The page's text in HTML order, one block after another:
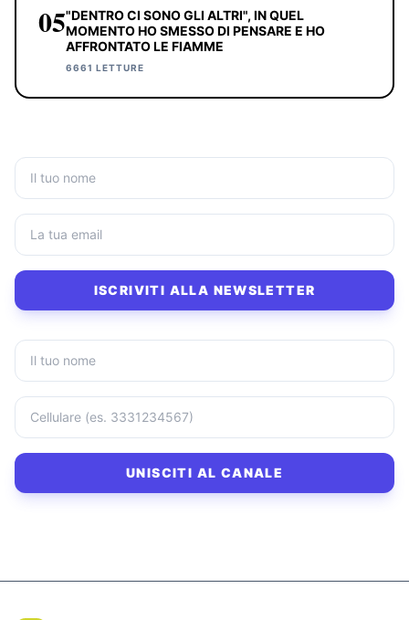
05"DENTRO CI SONO GLI ALTRI", IN QUEL
MOMENTO HO SMESSO DI PENSARE E HO
AFFRONTATO LE FIAMME
6661 LETTURE
ISCRIVITI ALLA NEWSLETTER
UNISCITI AL CANALE